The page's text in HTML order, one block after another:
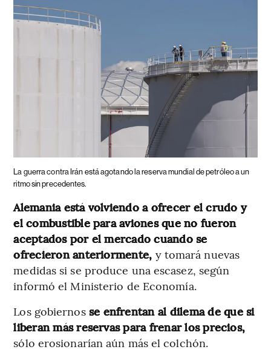
La guerra contra Irán está agotando la reserva mundial de petróleo a un
ritmo sin precedentes.
Alemania está volviendo a ofrecer el crudo y
el combustible para aviones que no fueron
aceptados por el mercado cuando se
ofrecieron anteriormente, y tomará nuevas
medidas si se produce una escasez, según
informó el Ministerio de Economía.
Los gobiernos se enfrentan al dilema de que si
liberan más reservas para frenar los precios,
sólo erosionarían aún más el colchón.